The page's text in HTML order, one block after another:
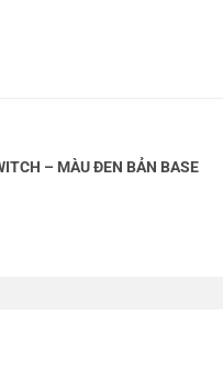
– MÀU ĐEN BẢN BASE